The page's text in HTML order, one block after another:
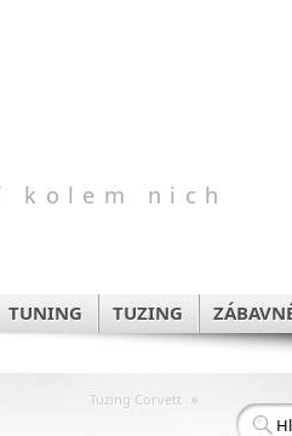
kolem nich
TUNING TUZING
Tuzing Corvett »